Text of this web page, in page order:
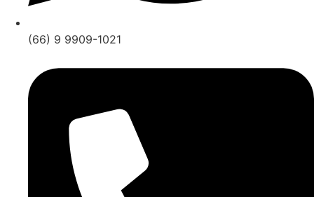
(66) 9 9909-1021